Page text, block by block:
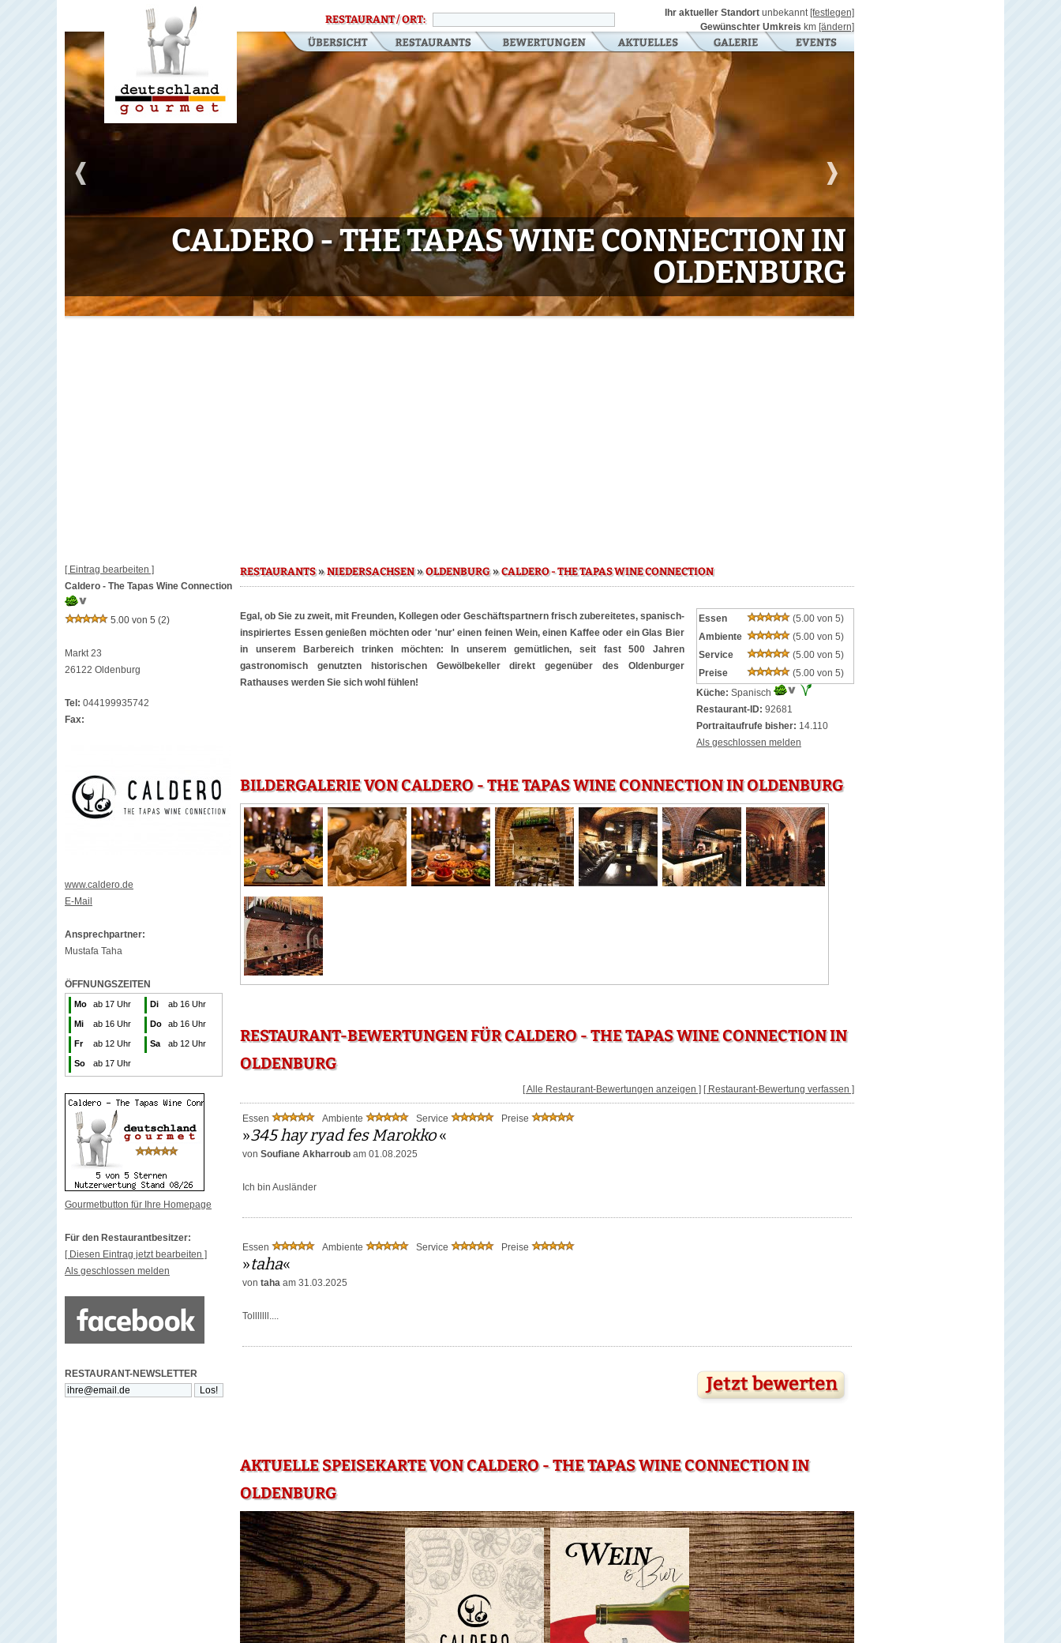
RESTAURANT / ORT:
Ihr aktueller Standort unbekannt [festlegen]
Gewünschter Umkreis km [ändern]
CALDERO - THE TAPAS WINE CONNECTION IN
OLDENBURG
[ Eintrag bearbeiten ]
Caldero - The Tapas Wine Connection
5.00 von 5 (2)
Markt 23
26122 Oldenburg
Tel: 044199935742
Fax:
www.caldero.de
E-Mail
Ansprechpartner:
Mustafa Taha
ÖFFNUNGSZEITEN
Mo ab 17 Uhr Di ab 16 Uhr
Mi ab 16 Uhr Do ab 16 Uhr
Fr ab 12 Uhr Sa ab 12 Uhr
So ab 17 Uhr
Gourmetbutton für Ihre Homepage
Für den Restaurantbesitzer:
[ Diesen Eintrag jetzt bearbeiten ]
Als geschlossen melden
RESTAURANT-NEWSLETTER
RESTAURANTS»NIEDERSACHSEN»OLDENBURG»CALDERO - THE TAPAS WINE CONNECTION
Egal, ob Sie zu zweit, mit Freunden, Kollegen oder Geschäftspartnern frisch zubereitetes, spanisch-
inspiriertes Essen genießen möchten oder 'nur' einen feinen Wein, einen Kaffee oder ein Glas Bier
in unserem Barbereich trinken möchten: In unserem gemütlichen, seit fast 500 Jahren
gastronomisch genutzten historischen Gewölbekeller direkt gegenüber des Oldenburger
Rathauses werden Sie sich wohl fühlen!
Essen
(5.00 von 5)
Ambiente
(5.00 von 5)
Service
(5.00 von 5)
Preise
(5.00 von 5)
Küche: Spanisch
Restaurant-ID: 92681
Portraitaufrufe bisher: 14.110
Als geschlossen melden
BILDERGALERIE VON CALDERO - THE TAPAS WINE CONNECTION IN OLDENBURG
RESTAURANT-BEWERTUNGEN FÜR CALDERO - THE TAPAS WINE CONNECTION IN
OLDENBURG
[ Alle Restaurant-Bewertungen anzeigen ] [ Restaurant-Bewertung verfassen ]
Essen Ambiente Service Preise
»345 hay ryad fes Marokko«
von Soufiane Akharroub am 01.08.2025
Ich bin Ausländer
Essen Ambiente Service Preise
»taha«
von taha am 31.03.2025
Tolllllll....
AKTUELLE SPEISEKARTE VON CALDERO - THE TAPAS WINE CONNECTION IN
OLDENBURG